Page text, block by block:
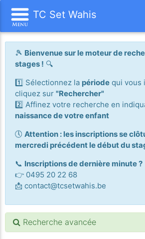
TC Set Wahis
🎾 Bienvenue sur le moteur de
stages ! 🔍
1️⃣ Sélectionnez la périodequi vous
cliquez sur "Rechercher"
2️⃣ Affinez votre recherche en
naissance de votre enfant
🕔 Attention : les inscriptions se
mercredi précédent le début du
📞 Inscriptions de dernière minute ?
👉 0495 20 22 68
📩 contact@tcsetwahis.be
Recherche avancée